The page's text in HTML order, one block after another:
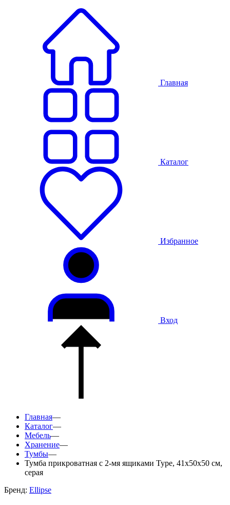
Главная
Каталог
Избранное
Вход
Главная—
Каталог—
Мебель—
Хранение—
Тумбы—
Тумба прикроватная с 2-мя ящиками Type, 41х50х50 см,
серая
Бренд: Ellipse